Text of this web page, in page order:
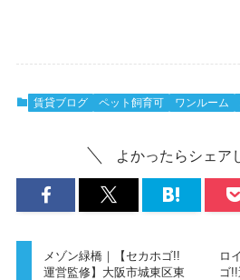
賃貸ブログ ペット飼育可 ワンルーム
よかったらシェア
メゾン緑橋｜【セカホゴ!!
運営監修】大阪市城東区東
ロ
ゴ